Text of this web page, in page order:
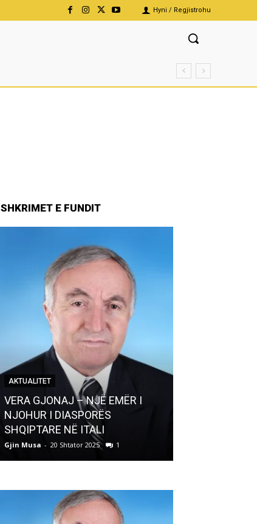
Hyni / Regjistrohu
SHKRIMET E FUNDIT
AKTUALITET
VERA GJONAJ – NJË EMËR I
NJOHUR I DIASPORËS
SHQIPTARE NË ITALI
Gjin Musa - 20 Shtator 2025 1